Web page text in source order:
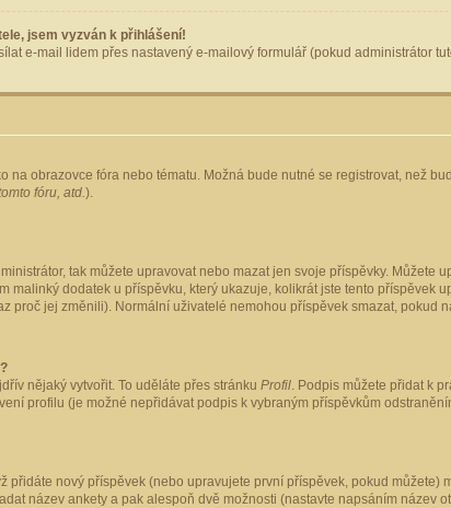
jsem vyzván k přihlášení!
e-mail lidem přes nastavený e-mailový formulář (pokud administrátor
na obrazovce fóra nebo tématu. Možná bude nutné se registrovat, než
fóru, atd.).
tak můžete upravovat nebo mazat jen svoje příspěvky.
malinký dodatek u příspěvku, který ukazuje, kolikrát jste tento
proč jej změnili). Normální uživatelé nemohou příspěvek smazat, pokud
nějaký vytvořit. To uděláte přes stránku Profil. Podpis můžete přidat k
profilu (je možné nepřidávat podpis k vybraným příspěvkům
přidáte nový příspěvek (nebo upravujete první příspěvek, pokud můžete)
název ankety a pak alespoň dvě možnosti (nastavte napsáním název